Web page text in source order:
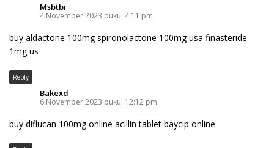
Msbtbi
4 November 2023 pukul 4:11 pm
buy aldactone 100mgspironolactone 100mg usa finasteride
1mg us
Reply
Bakexd
6 November 2023 pukul 12:12 pm
buy diflucan 100mg online acillin tablet baycip online